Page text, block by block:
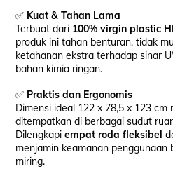
✅ Kuat & Tahan Lama
Terbuat dari 100% virgin plastic
produk ini tahan benturan, tidak
ketahanan ekstra terhadap sinar
bahan kimia ringan.
✅ Praktis dan Ergonomis
Dimensi ideal 122 x 78,5 x 123 cm
ditempatkan di berbagai sudut
Dilengkapiempat roda fleksibel
menjamin keamanan penggunaan
miring.